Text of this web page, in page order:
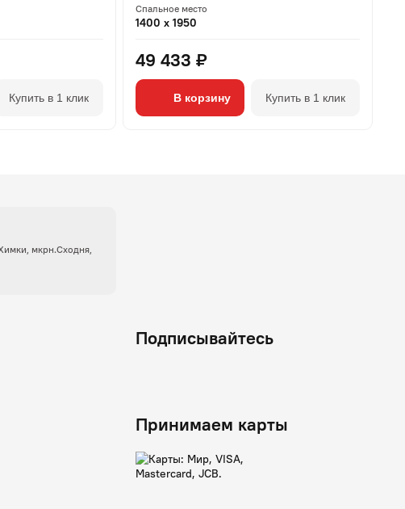
Купить в 1 клик
Спальное место
1400 x 1950
49 433 ₽
В корзину Купить в 1 клик
мкрн.Сходня,
Подписывайтесь
Принимаем карты